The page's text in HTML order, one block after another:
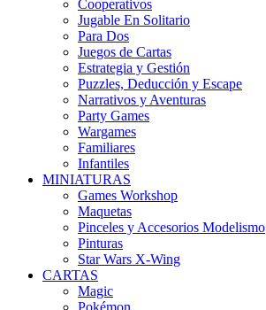
Cooperativos
Jugable En Solitario
Para Dos
Juegos de Cartas
Estrategia y Gestión
Puzzles, Deducción y Escape
Narrativos y Aventuras
Party Games
Wargames
Familiares
Infantiles
MINIATURAS
Games Workshop
Maquetas
Pinceles y Accesorios Modelismo
Pinturas
Star Wars X-Wing
CARTAS
Magic
Pokémon